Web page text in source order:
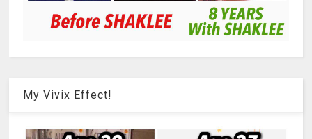
My Vivix Effect!